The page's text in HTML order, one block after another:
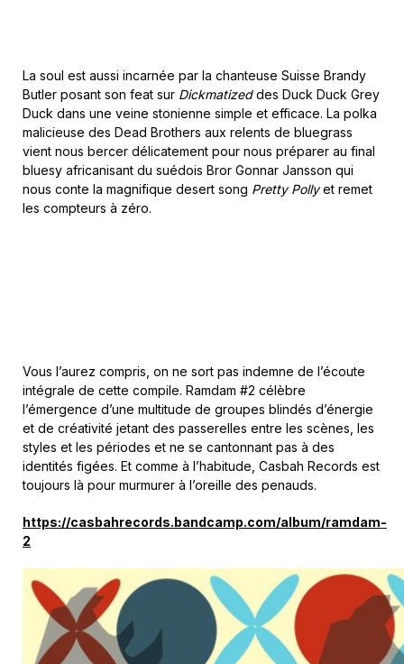
La soul est aussi incarnée par la chanteuse Suisse Brandy
Butler posant son feat sur Dickmatizeddes Duck Duck Grey
Duck dans une veine stonienne simple et efficace. La polka
malicieuse des Dead Brothers aux relents de bluegrass
vient nous bercer délicatement pour nous préparer au final
bluesy africanisant du suédois Bror Gonnar Jansson qui
nous conte la magnifique desert song Pretty Pollyet remet
les compteurs à zéro.
Vous l’aurez compris, on ne sort pas indemne de l’écoute
intégrale de cette compile. Ramdam #2 célèbre
l’émergence d’une multitude de groupes blindés d’énergie
et de créativité jetant des passerelles entre les scènes, les
styles et les périodes et ne se cantonnant pas à des
identités figées. Et comme à l’habitude, Casbah Records est
toujours là pour murmurer à l’oreille des penauds.
https://casbahrecords.bandcamp.com/album/ramdam-
2